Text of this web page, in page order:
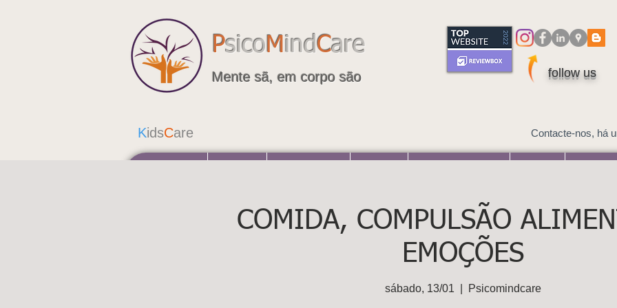
PsicoMindCare
Mente sã, em corpo são follow us
KidsCare Contacte-nos, há
COMIDA, COMPULSÃO
EMOÇÕES
sábado, 13/01 Psicomindcare